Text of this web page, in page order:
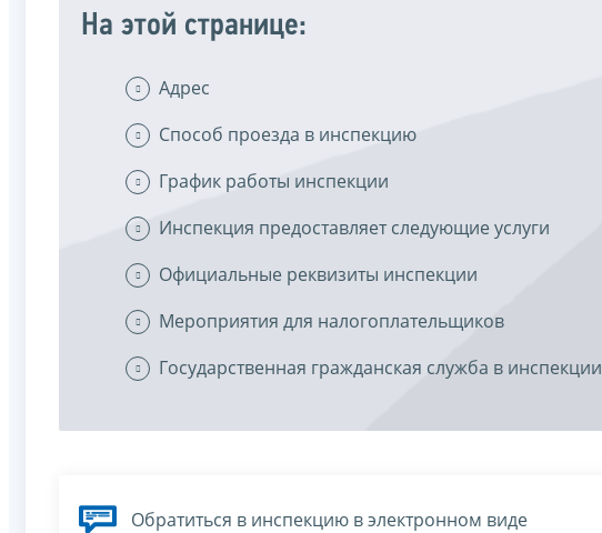
На этой странице:
Адрес
Способ проезда в инспекцию
График работы инспекции
Инспекция предоставляет следующие услуги
Официальные реквизиты инспекции
Мероприятия для налогоплательщиков
Государственная гражданская служба в инспекции
Обратиться в инспекцию в электронном виде